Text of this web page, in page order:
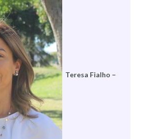
Teresa Fialho –